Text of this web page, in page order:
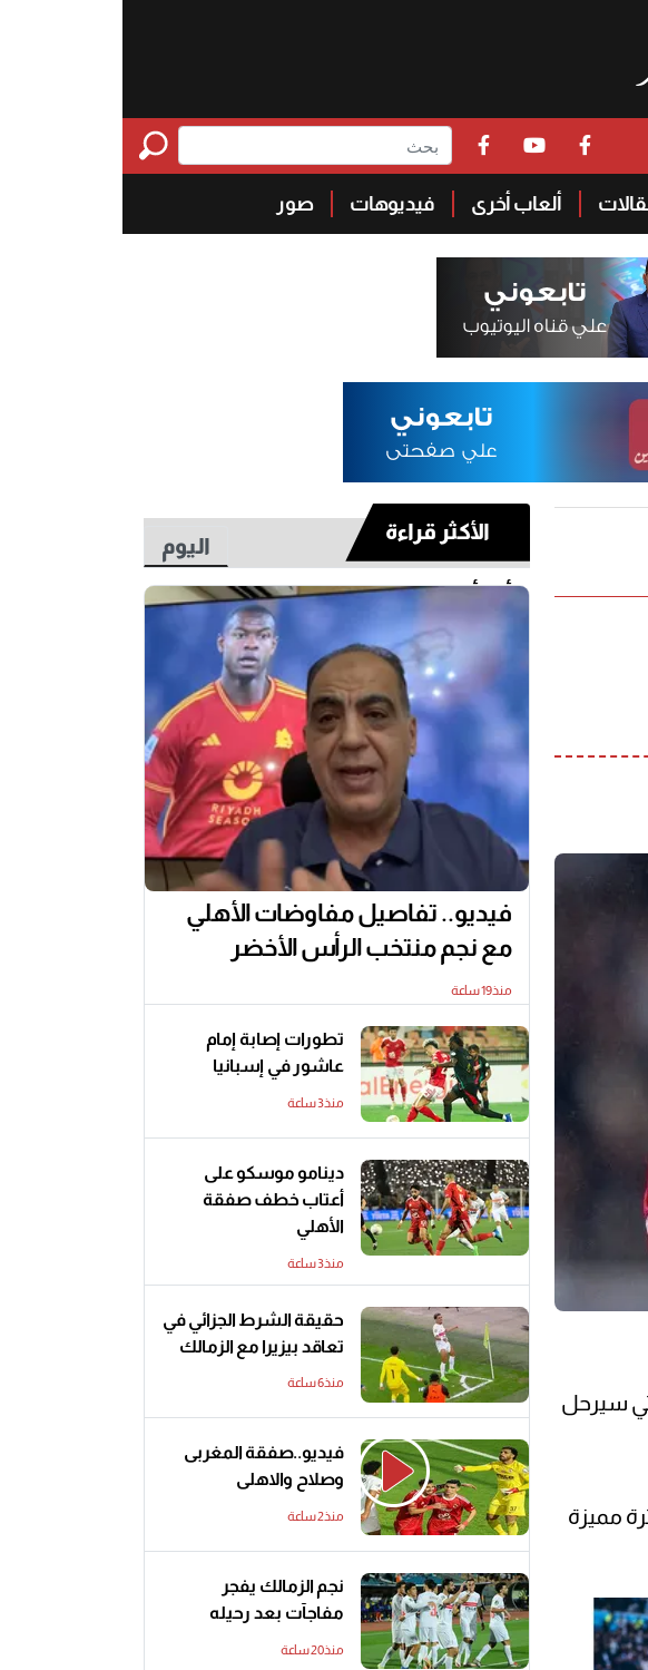
ألعاب أخرى فيديوهات صور
سيرحل
مميزة
الأكثر قراءة
اليوم
أخر أسبوع
فيديو.. تفاصيل مفاوضات الأهلي
مع نجم منتخب الرأس الأخضر
منذ19 ساعة
تطورات إصابة إمام
عاشور في إسبانيا
منذ3 ساعة
دينامو موسكو على
أعتاب خطف صفقة
الأهلي
منذ3 ساعة
حقيقة الشرط الجزائي في
تعاقد بيزيرا مع الزمالك
منذ6 ساعة
فيديو..صفقة المغربى
وصلاح والاهلى
منذ2 ساعة
نجم الزمالك يفجر
مفاجآت بعد رحيله
منذ20 ساعة